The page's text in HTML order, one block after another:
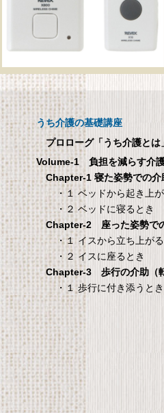
呼び出しチャイムセッ
X810
呼び出しチャイムセット X810
タンスのゲン 介護用ベ
ッドテーブル キャスタ
ー付き 伸縮式 高さ調節
可能 Licht リヒト
65090050BR
タンスのゲン 介護用ベッドテー
ブル キャスター付き 伸縮式 高さ
調節可能 Licht リヒト
65090050BR
うち介護の基礎講座
プロローグ「うち介護とは
Volume-1 負担を減らす介
Chapter-1 寝た姿勢での介
・１ ベッドから起き上
・２ ベッドに寝るとき
Chapter-2 座った姿勢で
・１ イスから立ち上が
・２ イスに座るとき
Chapter-3 歩行の介助（
・１ 歩行に付き添うとき